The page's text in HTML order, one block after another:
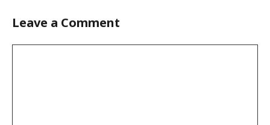
Leave a Comment